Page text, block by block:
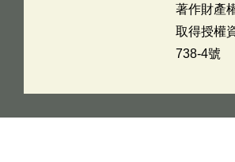
著作財產
取得授權
738-4號